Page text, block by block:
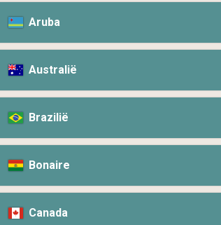
Aruba
Australië
Brazilië
Bonaire
Canada